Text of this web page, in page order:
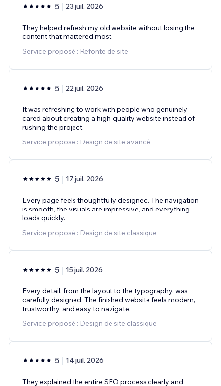
5 23 juil. 2026
They helped refresh my old website without losing the
content that mattered most.
Service proposé : Refonte de site
5 22 juil. 2026
It was refreshing to work with people who genuinely
cared about creating a high-quality website instead of
rushing the project.
Service proposé : Design de site avancé
5 17 juil. 2026
Every page feels thoughtfully designed. The navigation
is smooth, the visuals are impressive, and everything
loads quickly.
Service proposé : Design de site classique
5 15 juil. 2026
Every detail, from the layout to the typography, was
carefully designed. The finished website feels modern,
trustworthy, and easy to navigate.
Service proposé : Design de site classique
5 14 juil. 2026
They explained the entire SEO process clearly and